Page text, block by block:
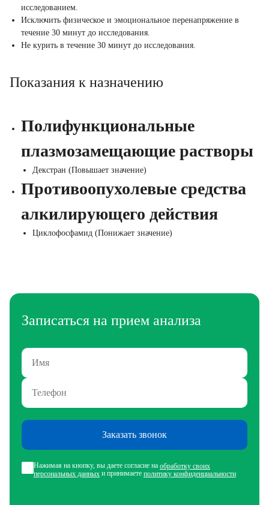
исследованием.
Исключить физическое и эмоциональное перенапряжение в
течение 30 минут до исследования.
Не курить в течение 30 минут до исследования.
Показания к назначению
Полифункциональные
плазмозамещающие растворы
Декстран (Повышает значение)
Противоопухолевые средства
алкилирующего действия
Циклофосфамид (Понижает значение)
Записаться на прием анализа
Заказать звонок
Нажимая на кнопку, вы даете согласие на обработку своих
персональных данных и принимаете политику конфиденциальности